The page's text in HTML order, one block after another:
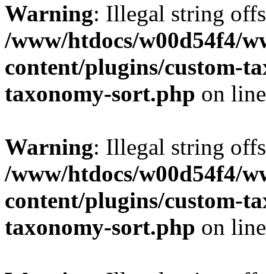
Warning: Illegal string
/www/htdocs/w00d54f4/
content/plugins/custom-
taxonomy-sort.php on
Warning: Illegal string
/www/htdocs/w00d54f4/
content/plugins/custom-
taxonomy-sort.php on